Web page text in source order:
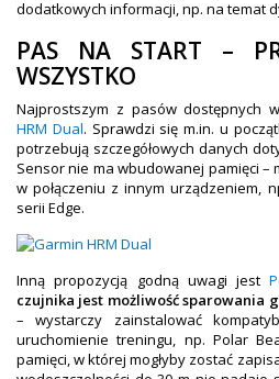
dodatkowych informacji, np. na temat
PAS NA START –
WSZYSTKO
Najprostszym z pasów dostępnych
HRM Dual. Sprawdzi się m.in. u
potrzebują szczegółowych danych
Sensor nie ma wbudowanej pamięci –
w połączeniu z innym urządzeniem,
serii Edge.
Inną propozycją godną uwagi jest
czujnika jest możliwość sparowania
– wystarczy zainstalować
uruchomienie treningu, np. Polar
pamięci, w której mogłyby zostać